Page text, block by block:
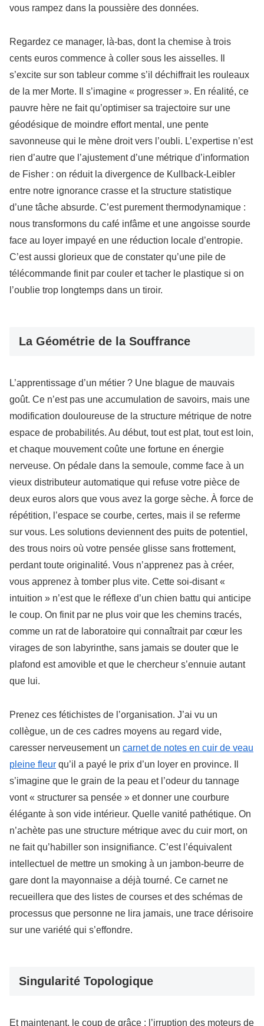
vous rampez dans la poussière des données.
Regardez ce manager, là-bas, dont la chemise à trois
cents euros commence à coller sous les aisselles. Il
s’excite sur son tableur comme s’il déchiffrait les rouleaux
de la mer Morte. Il s’imagine « progresser ». En réalité, ce
pauvre hère ne fait qu’optimiser sa trajectoire sur une
géodésique de moindre effort mental, une pente
savonneuse qui le mène droit vers l’oubli. L’expertise n’est
rien d’autre que l’ajustement d’une métrique d’information
de Fisher : on réduit la divergence de Kullback-Leibler
entre notre ignorance crasse et la structure statistique
d’une tâche absurde. C’est purement thermodynamique :
nous transformons du café infâme et une angoisse sourde
face au loyer impayé en une réduction locale d’entropie.
C’est aussi glorieux que de constater qu’une pile de
télécommande finit par couler et tacher le plastique si on
l’oublie trop longtemps dans un tiroir.
La Géométrie de la Souffrance
L’apprentissage d’un métier ? Une blague de mauvais
goût. Ce n’est pas une accumulation de savoirs, mais une
modification douloureuse de la structure métrique de notre
espace de probabilités. Au début, tout est plat, tout est loin,
et chaque mouvement coûte une fortune en énergie
nerveuse. On pédale dans la semoule, comme face à un
vieux distributeur automatique qui refuse votre pièce de
deux euros alors que vous avez la gorge sèche. À force de
répétition, l’espace se courbe, certes, mais il se referme
sur vous. Les solutions deviennent des puits de potentiel,
des trous noirs où votre pensée glisse sans frottement,
perdant toute originalité. Vous n’apprenez pas à créer,
vous apprenez à tomber plus vite. Cette soi-disant «
intuition » n’est que le réflexe d’un chien battu qui anticipe
le coup. On finit par ne plus voir que les chemins tracés,
comme un rat de laboratoire qui connaîtrait par cœur les
virages de son labyrinthe, sans jamais se douter que le
plafond est amovible et que le chercheur s’ennuie autant
que lui.
Prenez ces fétichistes de l’organisation. J’ai vu un
collègue, un de ces cadres moyens au regard vide,
caresser nerveusement un carnet de notes en cuir de veau
pleine fleur qu’il a payé le prix d’un loyer en province. Il
s’imagine que le grain de la peau et l’odeur du tannage
vont « structurer sa pensée » et donner une courbure
élégante à son vide intérieur. Quelle vanité pathétique. On
n’achète pas une structure métrique avec du cuir mort, on
ne fait qu’habiller son insignifiance. C’est l’équivalent
intellectuel de mettre un smoking à un jambon-beurre de
gare dont la mayonnaise a déjà tourné. Ce carnet ne
recueillera que des listes de courses et des schémas de
processus que personne ne lira jamais, une trace dérisoire
sur une variété qui s’effondre.
Singularité Topologique
Et maintenant, le coup de grâce : l’irruption des moteurs de